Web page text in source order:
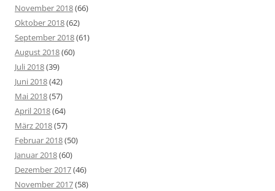
November 2018(66)
Oktober 2018(62)
September 2018(61)
August 2018(60)
Juli 2018(39)
Juni 2018(42)
Mai 2018(57)
April 2018(64)
März 2018(57)
Februar 2018(50)
Januar 2018(60)
Dezember 2017(46)
November 2017(58)